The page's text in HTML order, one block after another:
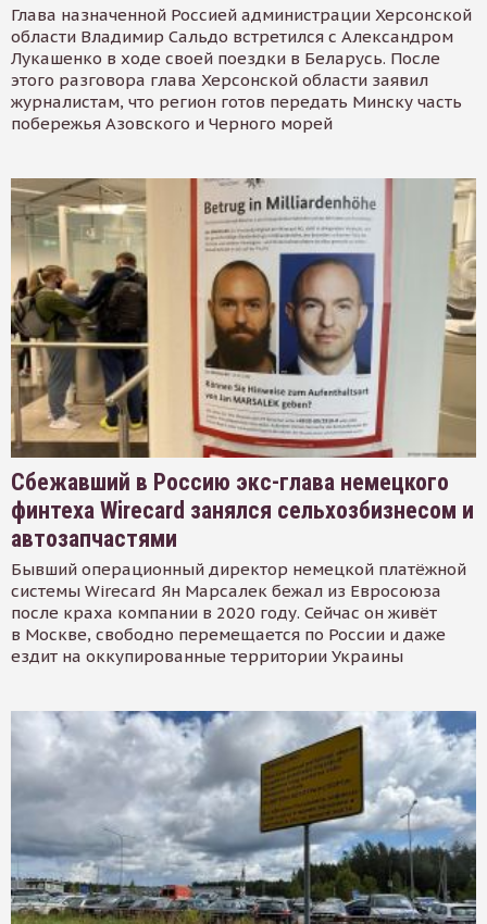
Глава назначенной Россией администрации Херсонской
области Владимир Сальдо встретился с Александром
Лукашенко в ходе своей поездки в Беларусь. После
этого разговора глава Херсонской области заявил
журналистам, что регион готов передать Минску часть
побережья Азовского и Черного морей
Сбежавший в Россию экс-глава немецкого
финтеха Wirecard занялся сельхозбизнесом и
автозапчастями
Бывший операционный директор немецкой платёжной
системы Wirecard Ян Марсалек бежал из Евросоюза
после краха компании в 2020 году. Сейчас он живёт
в Москве, свободно перемещается по России и даже
ездит на оккупированные территории Украины